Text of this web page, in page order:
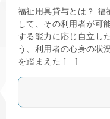
福祉用具貸与とは？ 福
して、その利用者が可
する能力に応じ自立し
う、利用者の心身の状
を踏まえた […]